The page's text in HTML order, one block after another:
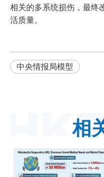
相关的多系统损伤，最终
活质量。
中央情报局模型
相